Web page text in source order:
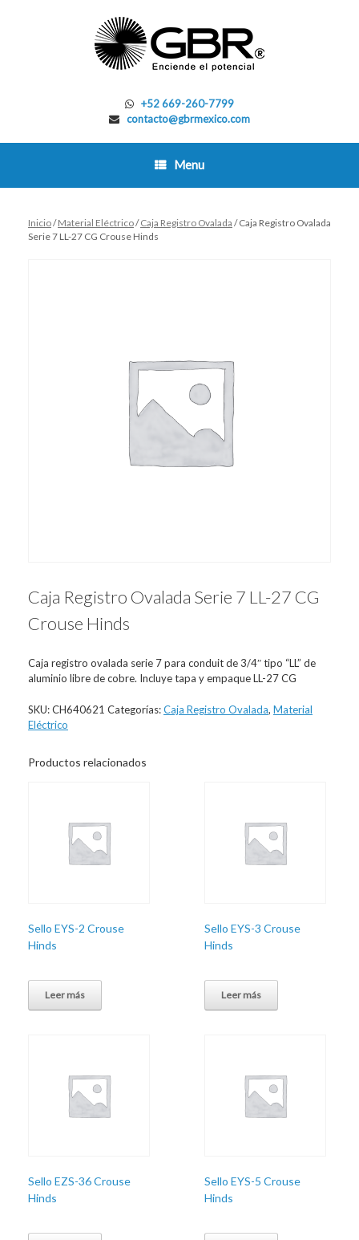
+52 669-260-7799
contacto@gbrmexico.com
Menu
Inicio/Material Eléctrico/Caja Registro Ovalada / Caja Registro Ovalada
Serie 7 LL-27 CG Crouse Hinds
Caja Registro Ovalada Serie 7 LL-27 CG
Crouse Hinds
Caja registro ovalada serie 7 para conduit de 3/4″ tipo “LL” de
aluminio libre de cobre. Incluye tapa y empaque LL-27 CG
SKU:CH640621 Categorías:Caja Registro Ovalada, Material
Eléctrico
Productos relacionados
Sello EYS-2 Crouse
Hinds
Leer más
Sello EYS-3 Crouse
Hinds
Leer más
Sello EZS-36 Crouse
Hinds
Sello EYS-5 Crouse
Hinds